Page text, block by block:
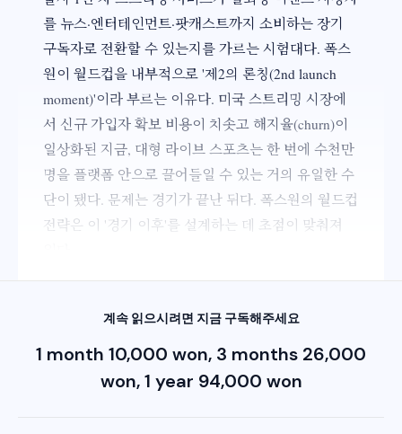
를 뉴스·엔터테인먼트·팟캐스트까지 소비하는 장기
구독자로 전환할 수 있는지를 가르는 시험대다. 폭스
원이 월드컵을 내부적으로 '제2의 론칭(2nd launch
moment)'이라 부르는 이유다. 미국 스트리밍 시장에
서 신규 가입자 확보 비용이 치솟고 해지율(churn)이
일상화된 지금, 대형 라이브 스포츠는 한 번에 수천만
명을 플랫폼 안으로 끌어들일 수 있는 거의 유일한 수
단이 됐다. 문제는 경기가 끝난 뒤다. 폭스원의 월드컵
전략은 이 '경기 이후'를 설계하는 데 초점이 맞춰져
계속 읽으시려면 지금 구독해주세요
1 month 10,000 won, 3 months 26,000
won, 1 year 94,000 won